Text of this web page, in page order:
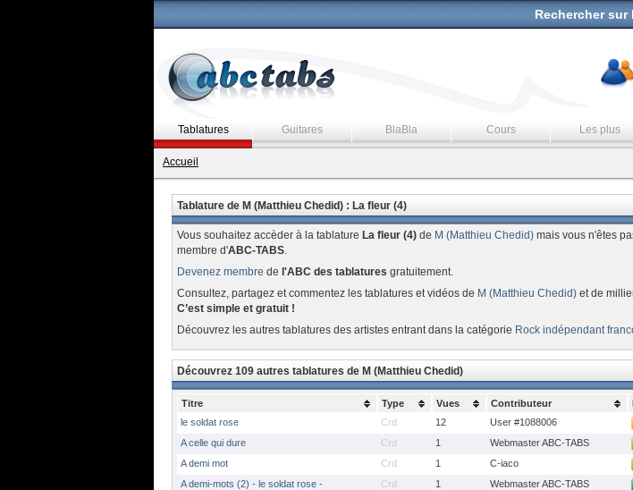
Rechercher sur
Tablatures Guitares BlaBla Cours Les plus
Accueil
Tablature de M (Matthieu Chedid) : La fleur (4)
Vous souhaitez accèder à la tablature La fleur (4)de M (Matthieu Chedid)mais vous n'êtes
membre d'ABC-TABS.
Devenez membre de l'ABC des tablatures gratuitement.
Consultez, partagez et commentez les tablatures et vidéos de M (Matthieu Chedid)et de
C’est simple et gratuit !
Découvrez les autres tablatures des artistes entrant dans la catégorie Rock indépendant
Découvrez 109 autres tablatures de M (Matthieu Chedid)
Titre Type Vues Contributeur
le soldat rose
Crd 12
User #1088006
A celle qui dure
Crd 1
Webmaster ABC-TABS
A demi mot
Crd 1
C-iaco
A demi-mots (2) - le soldat rose -
Crd 1
Webmaster ABC-TABS